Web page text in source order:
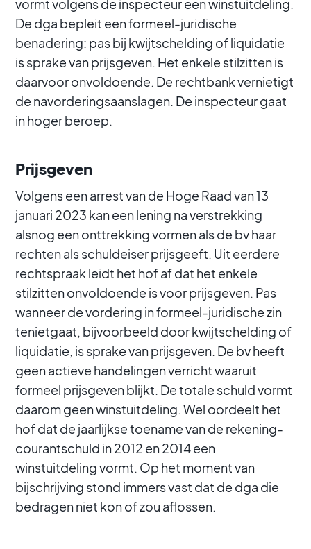
vormt volgens de inspecteur een winstuitdeling.
De dga bepleit een formeel-juridische
benadering: pas bij kwijtschelding of liquidatie
is sprake van prijsgeven. Het enkele stilzitten is
daarvoor onvoldoende. De rechtbank vernietigt
de navorderingsaanslagen. De inspecteur gaat
in hoger beroep.
Prijsgeven
Volgens een arrest van de Hoge Raad van 13
januari 2023 kan een lening na verstrekking
alsnog een onttrekking vormen als de bv haar
rechten als schuldeiser prijsgeeft. Uit eerdere
rechtspraak leidt het hof af dat het enkele
stilzitten onvoldoende is voor prijsgeven. Pas
wanneer de vordering in formeel-juridische zin
tenietgaat, bijvoorbeeld door kwijtschelding of
liquidatie, is sprake van prijsgeven. De bv heeft
geen actieve handelingen verricht waaruit
formeel prijsgeven blijkt. De totale schuld vormt
daarom geen winstuitdeling. Wel oordeelt het
hof dat de jaarlijkse toename van de rekening-
courantschuld in 2012 en 2014 een
winstuitdeling vormt. Op het moment van
bijschrijving stond immers vast dat de dga die
bedragen niet kon of zou aflossen.